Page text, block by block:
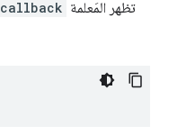
تظهر المَعلمة callback